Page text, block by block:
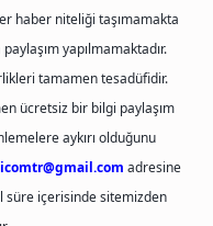
haber niteliği taşımamakta
yapılmamaktadır.
tamamen tesadüfidir.
ücretsiz bir bilgi paylaşım
aykırı olduğunu
adresine
süre içerisinde sitemizden